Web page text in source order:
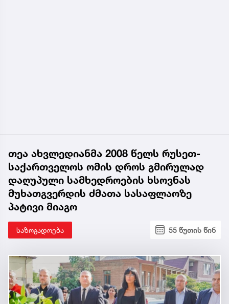
თეა ახვლედიანმა 2008 წელს რუსეთ-
საქართველოს ომის დროს გმირულად
დაღუპული სამხედროების ხსოვნას
მუხათგვერდის ძმათა სასაფლაოზე
პატივი მიაგო
საზოგადოება 55 წუთის წინ